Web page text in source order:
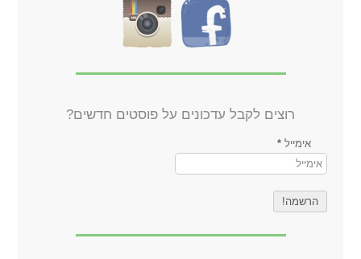
רוצים לקבל עדכונים על פוסטים חדשים?
אימייל*